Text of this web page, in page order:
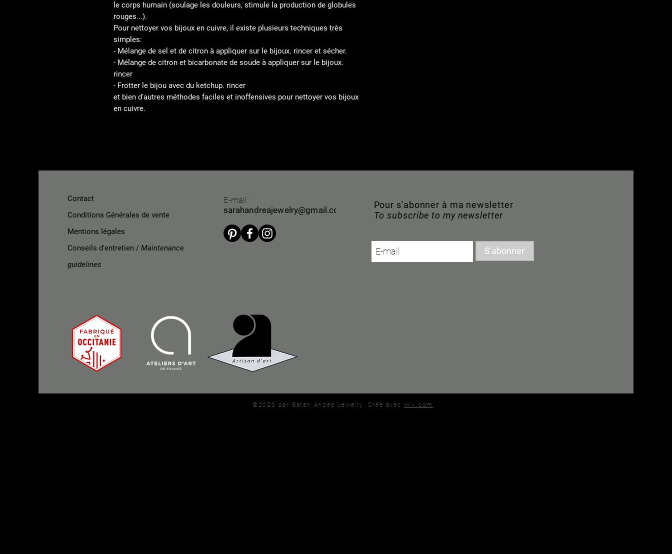
le corps humain (soulage les douleurs, stimule la production de globules
rouges...).
Pour nettoyer vos bijoux en cuivre, il existe plusieurs techniques très
simples:
- Mélange de sel et de citron à appliquer sur le bijoux. rincer et sécher.
- Mélange de citron et bicarbonate de soude à appliquer sur le bijoux.
rincer
- Frotter le bijou avec du ketchup. rincer
et bien d'autres méthodes faciles et inoffensives pour nettoyer vos bijoux
en cuivre.
Contact
Conditions Générales de vente
Mentions légales
Conseils d'entretien / Maintenance
guidelines
E-mail :
sarahandreajewelry@gmail.com
Pour s'abonner à ma newsletter
To subscribe to my newsletter
S'abonner
©2023 par Sarah Andea Jewelry. Créé avec Wix.com